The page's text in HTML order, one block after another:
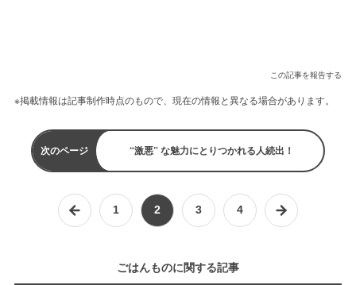
この記事を報告する
※掲載情報は記事制作時点のもので、現在の情報と異なる場合があります。
次のページ “激悪” な魅力にとりつかれる人続出！
1 2 3 4
ごはんものに関する記事